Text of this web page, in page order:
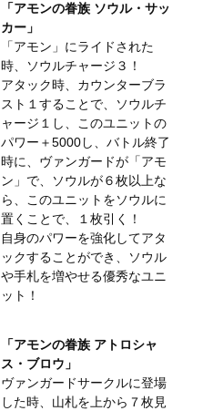
「アモンの眷族 ソウル・サッ
カー」
「アモン」にライドされた
時、ソウルチャージ３！
アタック時、カウンターブラ
スト１することで、ソウルチ
ャージ１し、このユニットの
パワー＋5000し、バトル終了
時に、ヴァンガードが「アモ
ン」で、ソウルが６枚以上な
ら、このユニットをソウルに
置くことで、１枚引く！
自身のパワーを強化してアタ
ックすることができ、ソウル
や手札を増やせる優秀なユニ
ット！
「アモンの眷族 アトロシャ
ス・ブロウ」
ヴァンガードサークルに登場
した時、山札を上から７枚見